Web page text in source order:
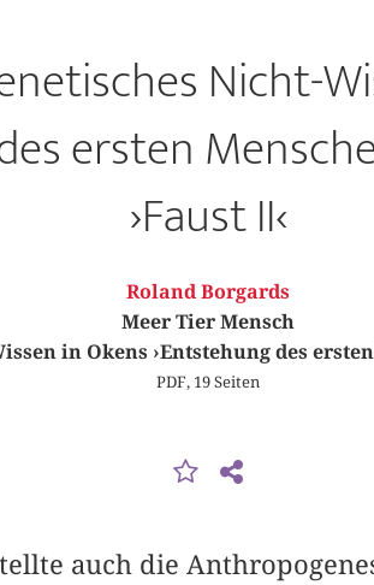
Nicht-
ersten
›Faust II‹
Roland Borgards
Meer Tier Mensch
in Okens ›Entstehung des ersten
PDF, 19 Seiten
auch die